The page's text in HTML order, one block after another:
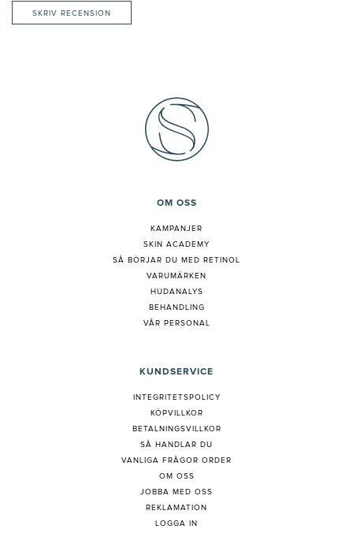
SKRIV RECENSION
OM OSS
KAMPANJER
SKIN ACADEMY
SÅ BÖRJAR DU MED RETINOL
VARUMÄRKEN
HUDANALYS
BEHANDLING
VÅR PERSONAL
KUNDSERVICE
INTEGRITETSPOLICY
KÖPVILLKOR
BETALNINGSVILLKOR
SÅ HANDLAR DU
VANLIGA FRÅGOR ORDER
OM OSS
JOBBA MED OSS
REKLAMATION
LOGGA IN